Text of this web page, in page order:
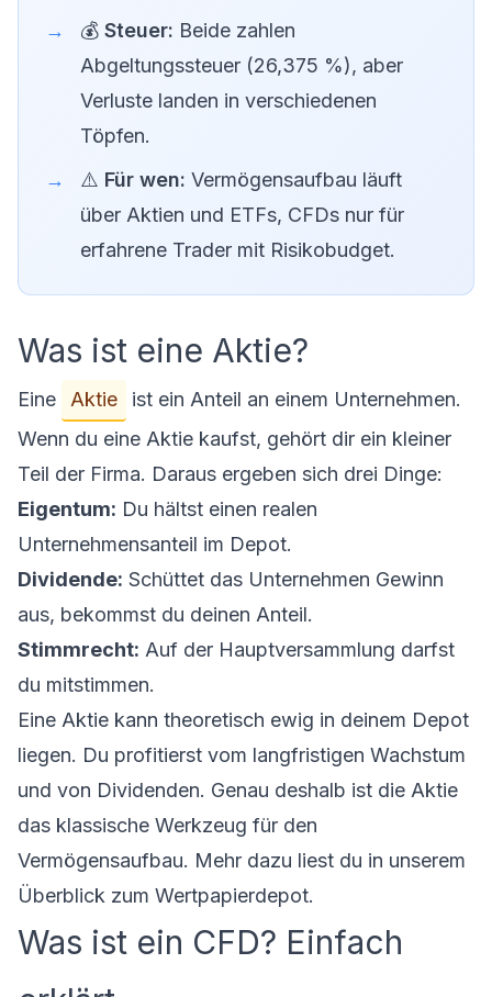
💰 Steuer: Beide zahlen
Abgeltungssteuer (26,375 %), aber
Verluste landen in verschiedenen
Töpfen.
⚠️ Für wen: Vermögensaufbau läuft
über Aktien und ETFs, CFDs nur für
erfahrene Trader mit Risikobudget.
Was ist eine Aktie?
Eine Aktie
ist ein Anteil an einem Unternehmen.
Wenn du eine Aktie kaufst, gehört dir ein kleiner
Teil der Firma. Daraus ergeben sich drei Dinge:
Eigentum: Du hältst einen realen
Unternehmensanteil im Depot.
Dividende: Schüttet das Unternehmen Gewinn
aus, bekommst du deinen Anteil.
Stimmrecht: Auf der Hauptversammlung darfst
du mitstimmen.
Eine Aktie kann theoretisch ewig in deinem Depot
liegen. Du profitierst vom langfristigen Wachstum
und von Dividenden. Genau deshalb ist die Aktie
das klassische Werkzeug für den
Vermögensaufbau. Mehr dazu liest du in unserem
Überblick zum Wertpapierdepot.
Was ist ein CFD? Einfach